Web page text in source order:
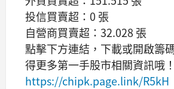
投信買賣超：0 張
自營商買賣超：32.028 張
點擊下方連結，下載或開啟籌
得更多第一手股市相關資訊哦！
https://chipk.page.link/R5kH